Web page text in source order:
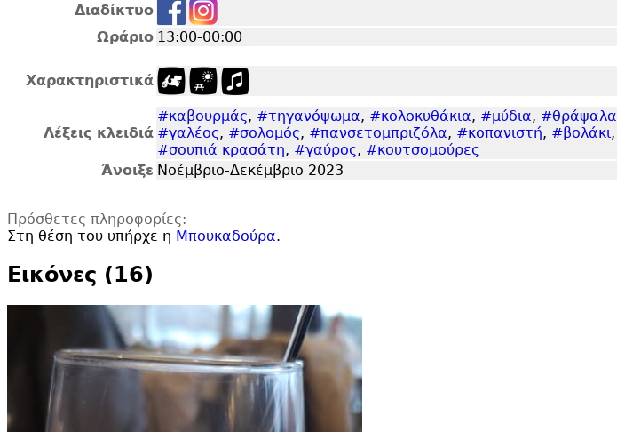
Διαδίκτυο
Ωράριο 13:00-00:00
Χαρακτηριστικά
Λέξεις κλειδιά
#καβουρμάς, #τηγανόψωμα, #κολοκυθάκια, #μύδια, #θράψαλα
#γαλέος, #σολομός, #πανσετομπριζόλα, #κοπανιστή, #βολάκι,
#σουπιά κρασάτη, #γαύρος, #κουτσομούρες
Άνοιξε Νοέμβριο-Δεκέμβριο 2023
Πρόσθετες πληροφορίες:
Στη θέση του υπήρχε η Μπουκαδούρα.
Εικόνες (16)